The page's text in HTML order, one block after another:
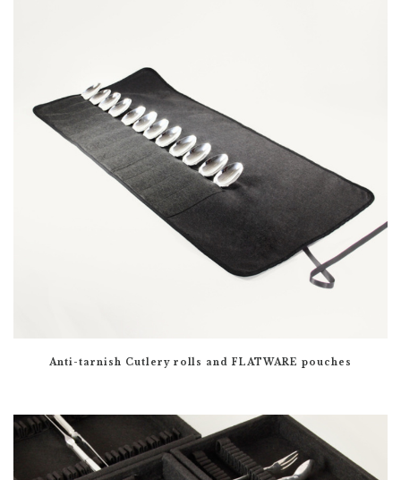
Anti-tarnish Cutlery rolls and FLATWARE pouches